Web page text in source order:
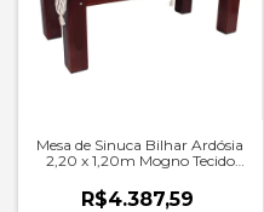
Mesa de Sinuca Bilhar Ardósia
2,20 x 1,20m Mogno Tecido
R$4.387,59